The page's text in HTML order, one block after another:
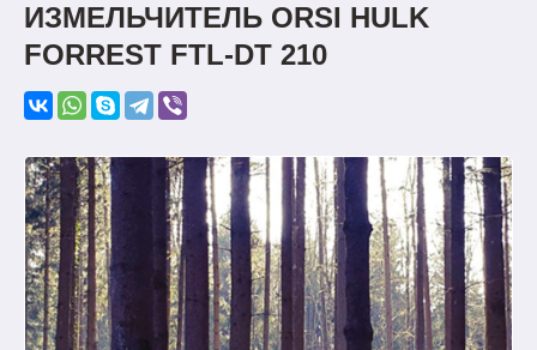
ИЗМЕЛЬЧИТЕЛЬ ORSI HULK
FORREST FTL-DT 210